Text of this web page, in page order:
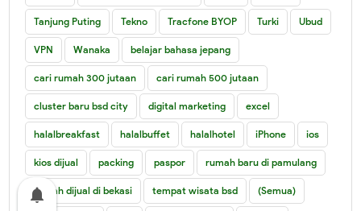
Tanjung Puting Tekno Tracfone BYOP Turki Ubud
VPN Wanaka belajar bahasa jepang
cari rumah 300 jutaan cari rumah 500 jutaan
cluster baru bsd city digital marketing excel
halalbreakfast halalbuffet halalhotel iPhone ios
kios dijual packing paspor rumah baru di pamulang
rumah dijual di bekasi tempat wisata bsd (Semua)
notifications